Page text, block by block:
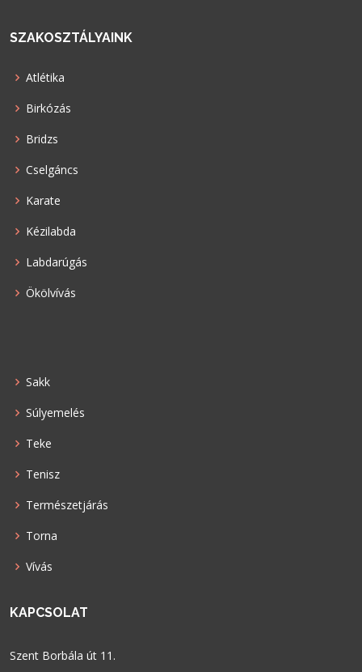
SZAKOSZTÁLYAINK
Atlétika
Birkózás
Bridzs
Cselgáncs
Karate
Kézilabda
Labdarúgás
Ökölvívás
Sakk
Súlyemelés
Teke
Tenisz
Természetjárás
Torna
Vívás
KAPCSOLAT
Szent Borbála út 11.